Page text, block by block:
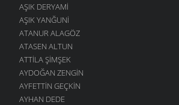
AŞIK DERYAMI
AŞIK YANĞUNI
ATANUR ALAGÖZ
ATASEN ALTUN
ATTILA ŞIMŞEK
AYDOĞAN ZENGIN
AYFETTIN GEÇKIN
AYHAN DEDE